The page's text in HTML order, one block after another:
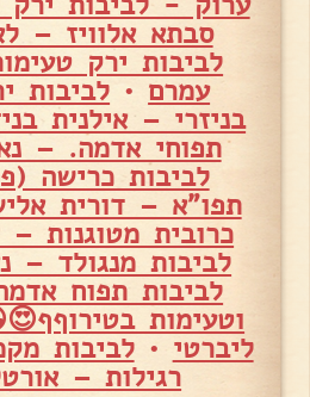
סבתא אלוויז –
לביבות ירק
עמרם • לביבות
בניזרי – אילנית
תפוחי אדמה. –
לביבות כרישה
תפו"א – דורית
כרובית מטוגנות –
לביבות מנגולד –
לביבות תפוח
וטעימות
ליברטי •לביבות
רגילות –